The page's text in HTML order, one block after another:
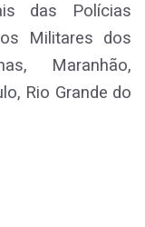
das Polícias
Militares dos
Maranhão,
Rio Grande do